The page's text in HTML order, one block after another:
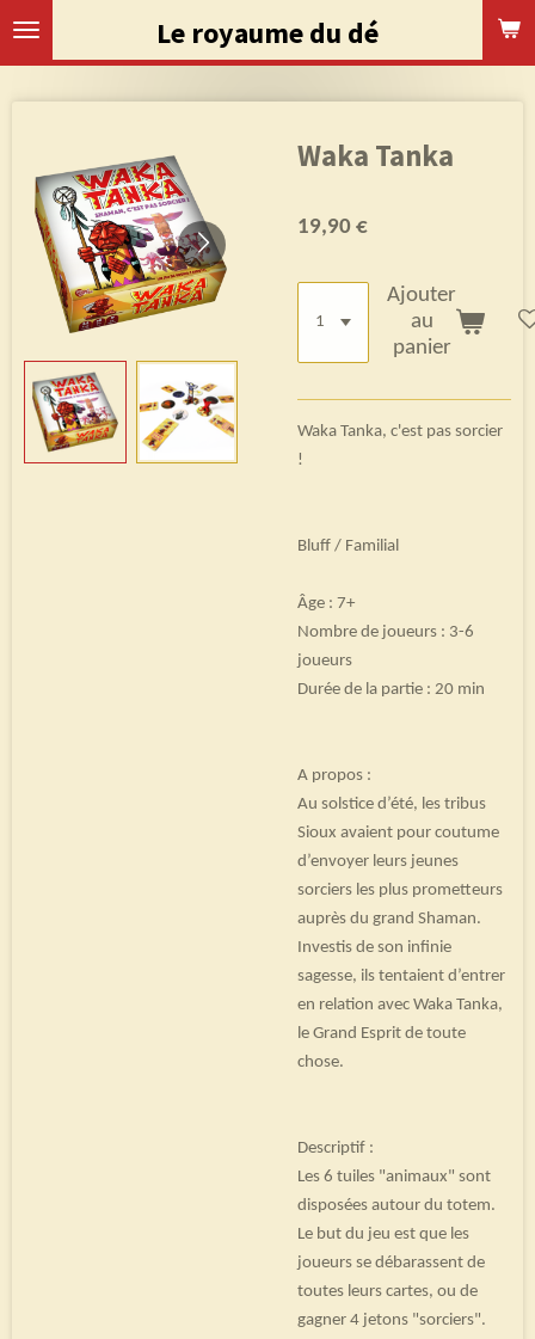
Passer
Le royaume du dé
Waka Tanka
19,90 €
Ajouter
au
panier
Waka Tanka, c'est pas sorcier
!
Bluff / Familial
Âge : 7+
Nombre de joueurs : 3-6
joueurs
Durée de la partie : 20 min
A propos :
Au solstice d’été, les tribus
Sioux avaient pour coutume
d’envoyer leurs jeunes
sorciers les plus prometteurs
auprès du grand Shaman.
Investis de son infinie
sagesse, ils tentaient d’entrer
en relation avec Waka Tanka,
le Grand Esprit de toute
chose.
Descriptif :
Les 6 tuiles "animaux" sont
disposées autour du totem.
Le but du jeu est que les
joueurs se débarassent de
toutes leurs cartes, ou de
gagner 4 jetons "sorciers".